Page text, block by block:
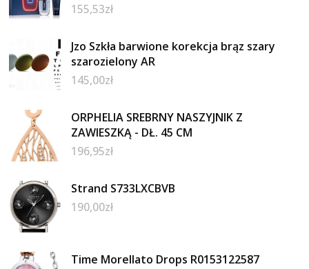
155,53zł
Jzo Szkła barwione korekcja brąz szary
szarozielony AR
145,00zł
ORPHELIA SREBRNY NASZYJNIK Z
ZAWIESZKĄ - DŁ. 45 CM
196,95zł
Strand S733LXCBVB
190,00zł
Time Morellato Drops R0153122587